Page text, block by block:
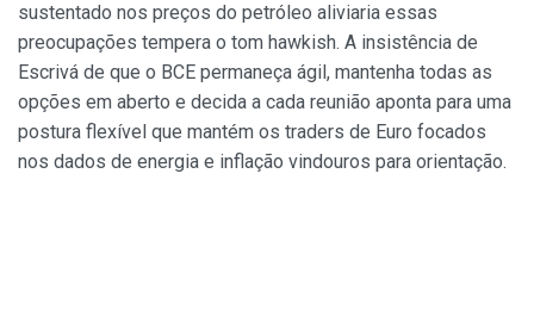
sustentado nos preços do petróleo aliviaria essas
preocupações tempera o tom hawkish. A insistência de
Escrivá de que o BCE permaneça ágil, mantenha todas as
opções em aberto e decida a cada reunião aponta para uma
postura flexível que mantém os traders de Euro focados
nos dados de energia e inflação vindouros para orientação.